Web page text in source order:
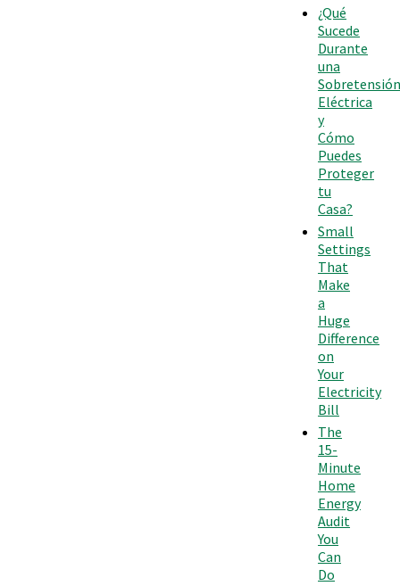
¿Qué
Sucede
Durante
una
Eléctrica
y
Cómo
Puedes
Proteger
tu
Casa?
Small
Settings
That
Make
a
Huge
Difference
on
Your
Electricity
Bill
The
15-
Minute
Home
Energy
Audit
You
Can
Do